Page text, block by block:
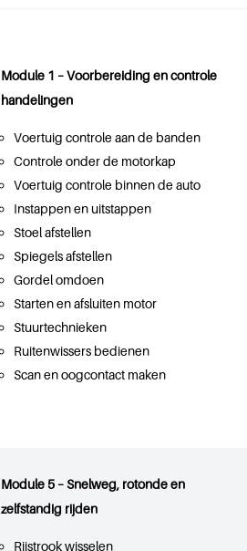
Module 1 – Voorbereiding en controle
handelingen
Voertuig controle aan de banden
Controle onder de motorkap
Voertuig controle binnen de auto
Instappen en uitstappen
Stoel afstellen
Spiegels afstellen
Gordel omdoen
Starten en afsluiten motor
Stuurtechnieken
Ruitenwissers bedienen
Scan en oogcontact maken
Module 5 – Snelweg, rotonde en
zelfstandig rijden
Rijstrook wisselen